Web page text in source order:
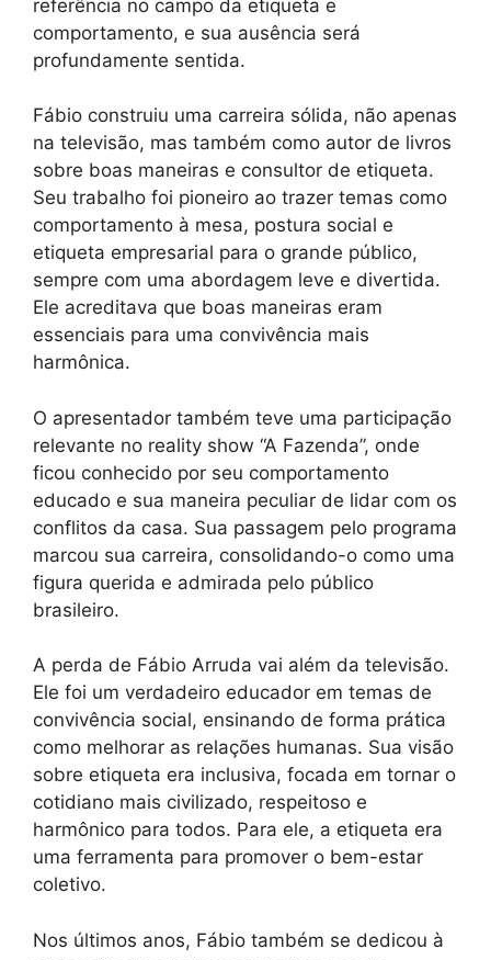
referência no campo da etiqueta e
comportamento, e sua ausência será
profundamente sentida.
Fábio construiu uma carreira sólida, não apenas
na televisão, mas também como autor de livros
sobre boas maneiras e consultor de etiqueta.
Seu trabalho foi pioneiro ao trazer temas como
comportamento à mesa, postura social e
etiqueta empresarial para o grande público,
sempre com uma abordagem leve e divertida.
Ele acreditava que boas maneiras eram
essenciais para uma convivência mais
harmônica.
O apresentador também teve uma participação
relevante no reality show “A Fazenda”, onde
ficou conhecido por seu comportamento
educado e sua maneira peculiar de lidar com os
conflitos da casa. Sua passagem pelo programa
marcou sua carreira, consolidando-o como uma
figura querida e admirada pelo público
brasileiro.
A perda de Fábio Arruda vai além da televisão.
Ele foi um verdadeiro educador em temas de
convivência social, ensinando de forma prática
como melhorar as relações humanas. Sua visão
sobre etiqueta era inclusiva, focada em tornar o
cotidiano mais civilizado, respeitoso e
harmônico para todos. Para ele, a etiqueta era
uma ferramenta para promover o bem-estar
coletivo.
Nos últimos anos, Fábio também se dedicou à